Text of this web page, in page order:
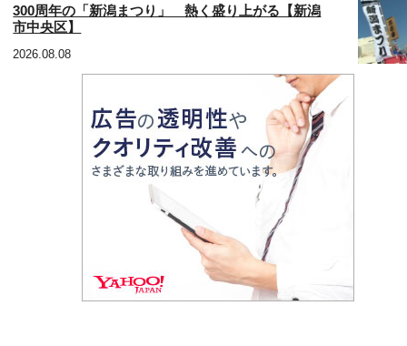
300周年の「新潟まつり」 熱く盛り上がる【新潟
市中央区】
2026.08.08